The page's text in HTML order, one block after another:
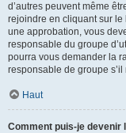
d’autres peuvent même
rejoindre en cliquant sur le
une approbation, vous
responsable du groupe
pourra vous demander la
responsable de groupe
Haut
Comment puis-je devenir